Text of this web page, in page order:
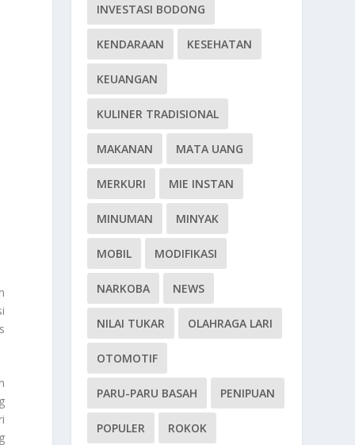
INVESTASI BODONG
KENDARAAN KESEHATAN
KEUANGAN
KULINER TRADISIONAL
MAKANAN MATA UANG
MERKURI MIE INSTAN
MINUMAN MINYAK
MOBIL MODIFIKASI
NARKOBA NEWS
NILAI TUKAR OLAHRAGA LARI
OTOMOTIF
PARU-PARU BASAH PENIPUAN
POPULER ROKOK